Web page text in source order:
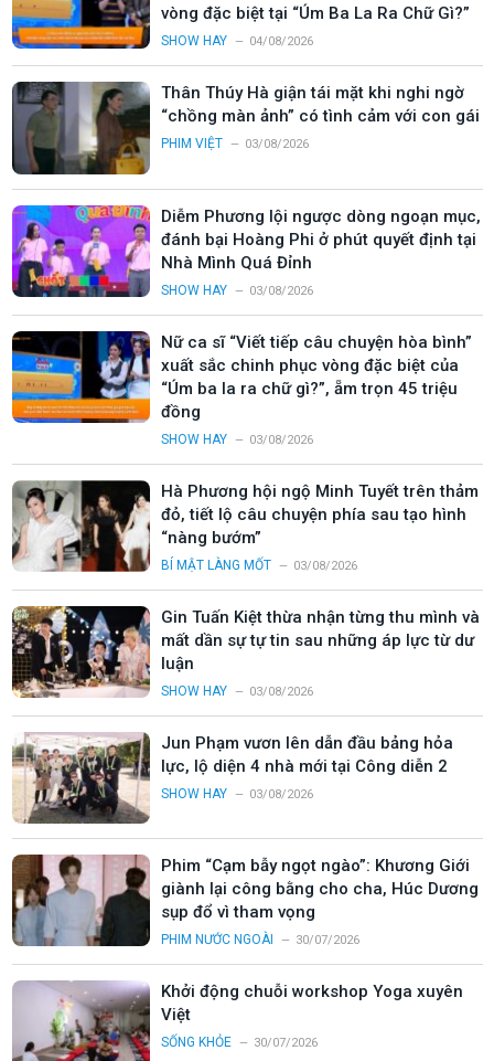
vòng đặc biệt tại “Úm Ba La Ra Chữ Gì?”
SHOW HAY 04/08/2026
Thân Thúy Hà giận tái mặt khi nghi ngờ
“chồng màn ảnh” có tình cảm với con gái
PHIM VIỆT 03/08/2026
Diễm Phương lội ngược dòng ngoạn mục,
đánh bại Hoàng Phi ở phút quyết định tại
Nhà Mình Quá Đỉnh
SHOW HAY 03/08/2026
Nữ ca sĩ “Viết tiếp câu chuyện hòa bình”
xuất sắc chinh phục vòng đặc biệt của
“Úm ba la ra chữ gì?”, ẵm trọn 45 triệu
đồng
SHOW HAY 03/08/2026
Hà Phương hội ngộ Minh Tuyết trên thảm
đỏ, tiết lộ câu chuyện phía sau tạo hình
“nàng bướm”
BÍ MẬT LÀNG MỐT 03/08/2026
Gin Tuấn Kiệt thừa nhận từng thu mình và
mất dần sự tự tin sau những áp lực từ dư
luận
SHOW HAY 03/08/2026
Jun Phạm vươn lên dẫn đầu bảng hỏa
lực, lộ diện 4 nhà mới tại Công diễn 2
SHOW HAY 03/08/2026
Phim “Cạm bẫy ngọt ngào”: Khương Giới
giành lại công bằng cho cha, Húc Dương
sụp đổ vì tham vọng
PHIM NƯỚC NGOÀI 30/07/2026
Khởi động chuỗi workshop Yoga xuyên
Việt
SỐNG KHỎE 30/07/2026